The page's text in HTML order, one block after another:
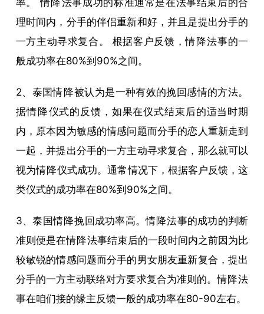
率。情降法事成功的标准通常是在法事结束后的合
理时间内，分手的伴侣重新和好，并且是提出分手的
一方主动寻求复合。 根据客户反馈，情降法事的一
般成功率在80%到90%之间。
2、泰国情降被认为是一种有效的挽回感情的方法。
据情降仪式的反馈，如果在仪式结束后的适当时期
内，原本因为敏感的情感问题而分手的恋人重新走到
一起，并提出分手的一方主动寻求复合，那么就可以
视为情降仪式成功。通常情况下，根据客户反馈，这
类仪式的成功率在80%到90%之间。
3、泰国情降挽回成功率高。情降法事的成功的判断
准则便是在情降法事结束后的一段时间内之前因为比
较敏锐的情感问题而分手的男女朋友重新复合，提出
分手的一方主动联络对方要求复合为准则的。情降法
事在咱们接的缘主反馈一般的成功率在80-90左右。